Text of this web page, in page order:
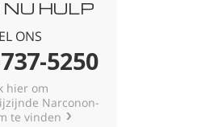
Kroatisch
Alle regio’s/talen
NU HULP
ONS
5250
hier om
Narconon-
te vinden